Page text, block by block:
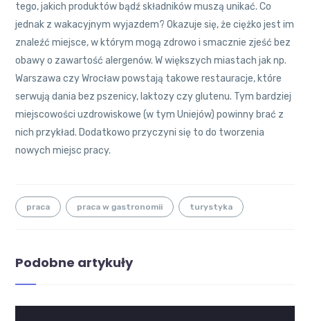
tego, jakich produktów bądź składników muszą unikać. Co
jednak z wakacyjnym wyjazdem? Okazuje się, że ciężko jest im
znaleźć miejsce, w którym mogą zdrowo i smacznie zjeść bez
obawy o zawartość alergenów. W większych miastach jak np.
Warszawa czy Wrocław powstają takowe restauracje, które
serwują dania bez pszenicy, laktozy czy glutenu. Tym bardziej
miejscowości uzdrowiskowe (w tym Uniejów) powinny brać z
nich przykład. Dodatkowo przyczyni się to do tworzenia
nowych miejsc pracy.
praca praca w gastronomii turystyka
Podobne artykuły